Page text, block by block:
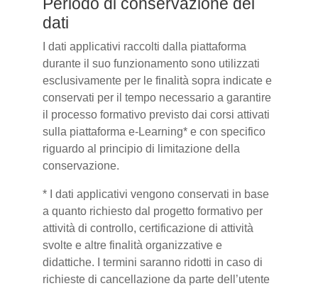
dati
I dati applicativi raccolti dalla piattaforma
durante il suo funzionamento sono utilizzati
esclusivamente per le finalità sopra indicate e
conservati per il tempo necessario a garantire
il processo formativo previsto dai corsi attivati
sulla piattaforma e-Learning* e con specifico
riguardo al principio di limitazione della
conservazione.
* I dati applicativi vengono conservati in base
a quanto richiesto dal progetto formativo per
attività di controllo, certificazione di attività
svolte e altre finalità organizzative e
didattiche. I termini saranno ridotti in caso di
richieste di cancellazione da parte dell’utente